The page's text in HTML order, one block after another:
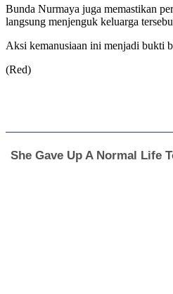
Bunda Nurmaya juga memastikan
langsung menjenguk keluarga
Aksi kemanusiaan ini menjadi bukti
(Red)